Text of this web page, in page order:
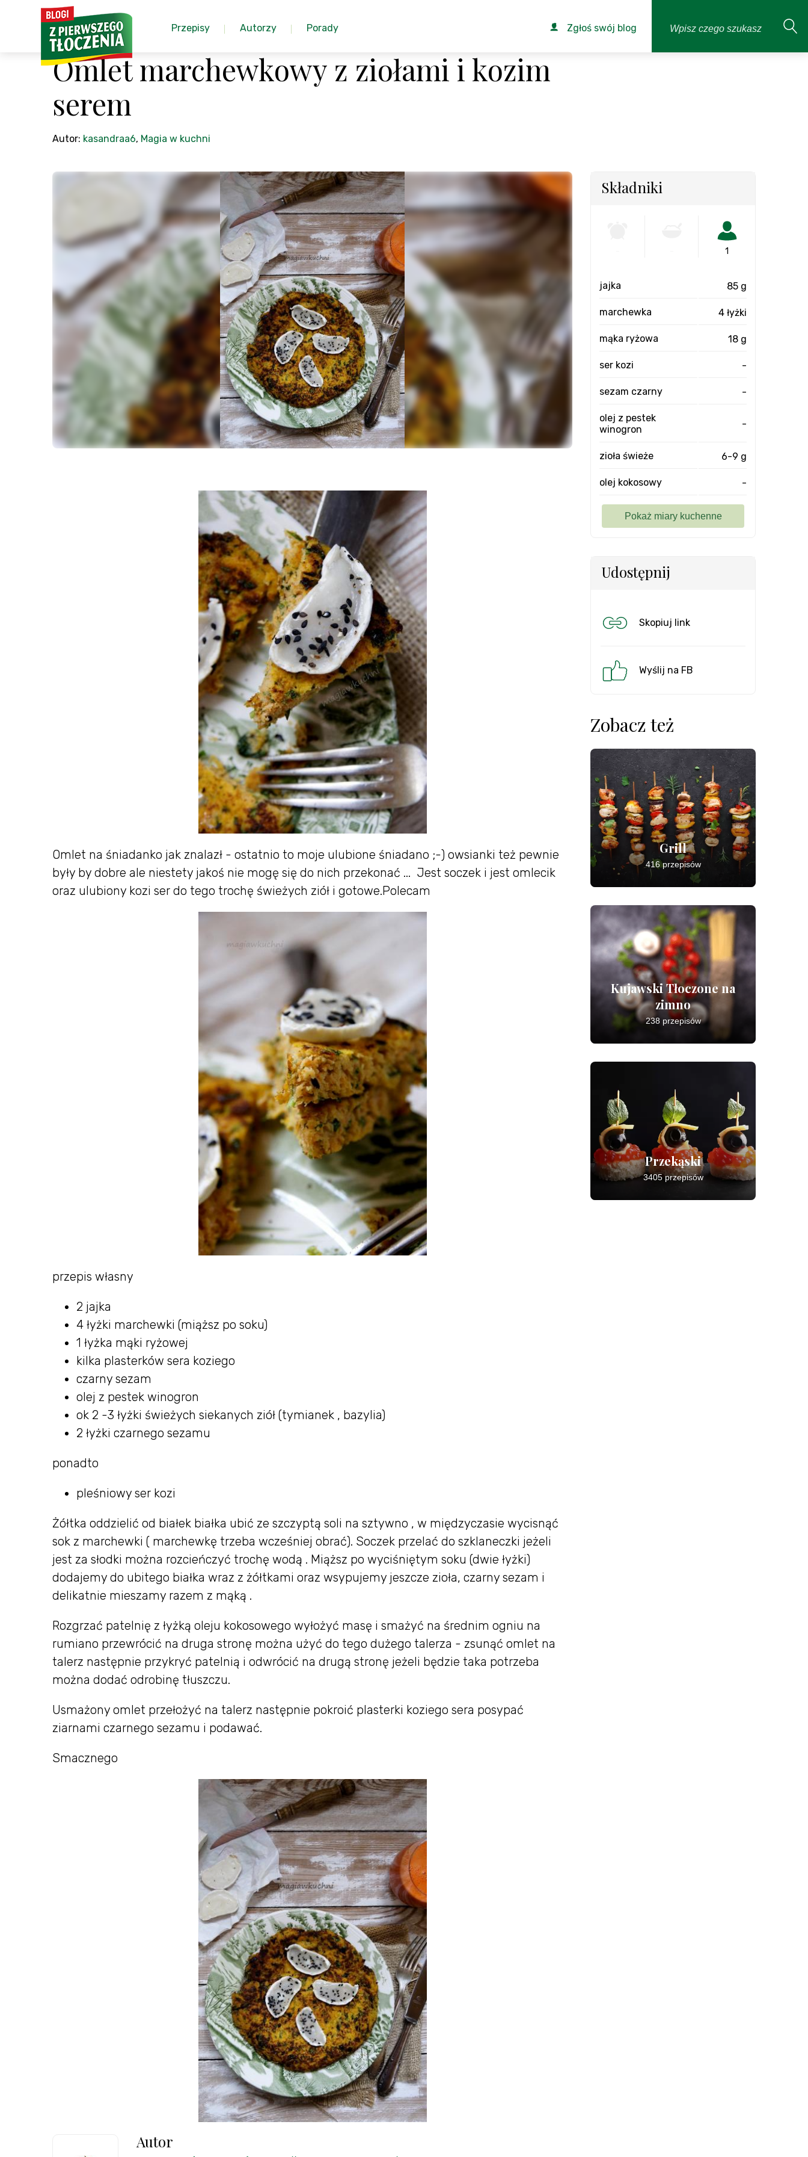
Przepisy Autorzy Porady Zgłoś swój blog
Omlet marchewkowy z ziołami i kozim
serem
Autor: kasandraa6, Magia w kuchni
Omlet na śniadanko jak znalazł - ostatnio to moje ulubione śniadano ;-) owsianki też pewnie
były by dobre ale niestety jakoś nie mogę się do nich przekonać ... Jest soczek i jest omlecik
oraz ulubiony kozi ser do tego trochę świeżych ziół i gotowe.Polecam
przepis własny
2 jajka
4 łyżki marchewki (miąższ po soku)
1 łyżka mąki ryżowej
kilka plasterków sera koziego
czarny sezam
olej z pestek winogron
ok 2 -3 łyżki świeżych siekanych ziół (tymianek , bazylia)
2 łyżki czarnego sezamu
ponadto
pleśniowy ser kozi
Żółtka oddzielić od białek białka ubić ze szczyptą soli na sztywno , w międzyczasie wycisnąć
sok z marchewki ( marchewkę trzeba wcześniej obrać). Soczek przelać do szklaneczki jeżeli
jest za słodki można rozcieńczyć trochę wodą . Miąższ po wyciśniętym soku (dwie łyżki)
dodajemy do ubitego białka wraz z żółtkami oraz wsypujemy jeszcze zioła, czarny sezam i
delikatnie mieszamy razem z mąką .
Rozgrzać patelnię z łyżką oleju kokosowego wyłożyć masę i smażyć na średnim ogniu na
rumiano przewrócić na druga stronę można użyć do tego dużego talerza - zsunąć omlet na
talerz następnie przykryć patelnią i odwrócić na drugą stronę jeżeli będzie taka potrzeba
można dodać odrobinę tłuszczu.
Usmażony omlet przełożyć na talerz następnie pokroić plasterki koziego sera posypać
ziarnami czarnego sezamu i podawać.
Smacznego
Autor
Składniki
1
jajka 85 g
marchewka 4 łyżki
mąka ryżowa 18 g
ser kozi -
sezam czarny -
olej z pestek
winogron
-
zioła świeże 6-9 g
olej kokosowy -
Udostępnij
Skopiuj link
Wyślij na FB
Zobacz też
Grill
416 przepisów
Kujawski Tłoczone na
zimno
238 przepisów
Przekąski
3405 przepisów